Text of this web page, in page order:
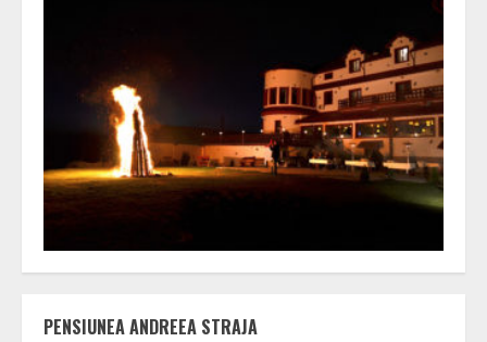
PENSIUNEA ANDREEA STRAJA